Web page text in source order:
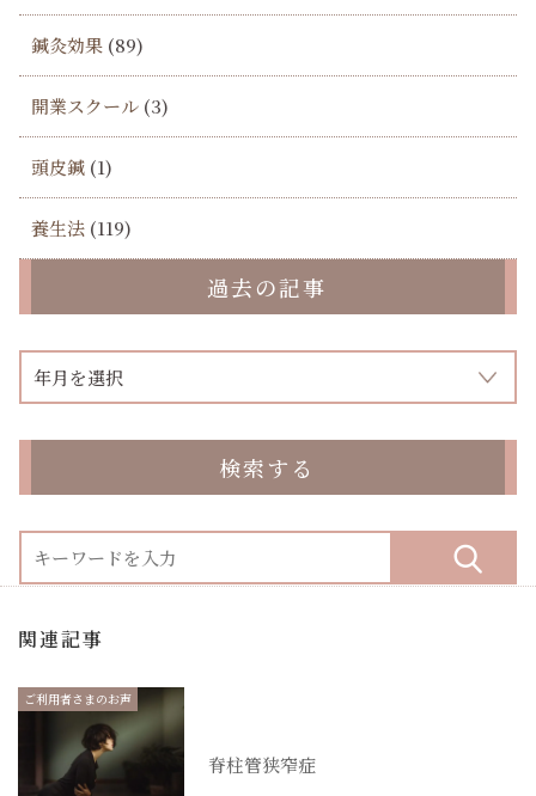
鍼灸効果 (89)
開業スクール (3)
頭皮鍼 (1)
養生法 (119)
過去の記事
検索する
関連記事
ご利用者さまのお声
脊柱管狭窄症